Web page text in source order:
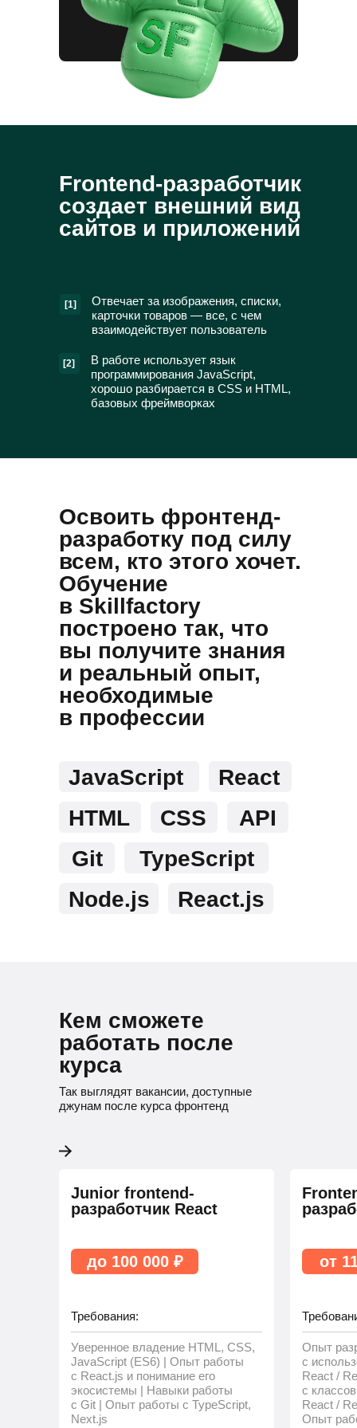
Frontend-разработчик
создает внешний вид
сайтов и приложений
[1]
Отвечает за изображения, списки,
карточки товаров — все, с чем
взаимодействует пользователь
[2]
В работе использует язык
программирования JavaScript,
хорошо разбирается в CSS и HTML,
базовых фреймворках
Освоить фронтенд-
разработку под силу
всем, кто этого хочет.
Обучение
в Skillfactory
построено так, что
вы получите знания
и реальный опыт,
необходимые
в профессии
JavaScript
TypeScript
React
HTML
CSS
API
Git
React.js
Node.js
Кем сможете
работать после
курса
Так выглядят вакансии, доступные
джунам после курса фронтенд
Junior frontend-
разработчик React
Требования:
Уверенное владение HTML, CSS,
JavaScript (ES6) | Опыт работы
с React.js и понимание его
экосистемы | Навыки работы
с Git | Опыт работы с TypeScript,
Next.js
до 100 000 ₽
Опыт
с
React /
с
React /
Опыт
от